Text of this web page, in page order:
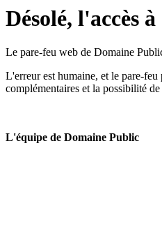
Désolé, l'accès
Le pare-feu web de Domaine
L'erreur est humaine, et le pare-
complémentaires et la possibilité
L'équipe de Domaine Public